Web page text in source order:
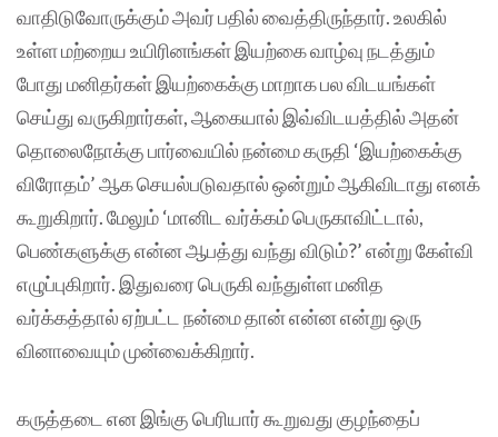
வாதிடுவோருக்கும் அவர் பதில் வைத்திருந்தார். உலகில்
உள்ள மற்றைய உயிரினங்கள் இயற்கை வாழ்வு நடத்தும்
போது மனிதர்கள் இயற்கைக்கு மாறாக பல விடயங்கள்
செய்து வருகிறார்கள், ஆகையால் இவ்விடயத்தில் அதன்
தொலைநோக்கு பார்வையில் நன்மை கருதி ‘இயற்கைக்கு
விரோதம்’ ஆக செயல்படுவதால் ஒன்றும் ஆகிவிடாது எனக்
கூறுகிறார். மேலும் ‘மானிட வர்க்கம் பெருகாவிட்டால்,
பெண்களுக்கு என்ன ஆபத்து வந்து விடும்?’ என்று கேள்வி
எழுப்புகிறார். இதுவரை பெருகி வந்துள்ள மனித
வர்க்கத்தால் ஏற்பட்ட நன்மை தான் என்ன என்று ஒரு
வினாவையும் முன்வைக்கிறார்.
கருத்தடை என இங்கு பெரியார் கூறுவது குழந்தைப்